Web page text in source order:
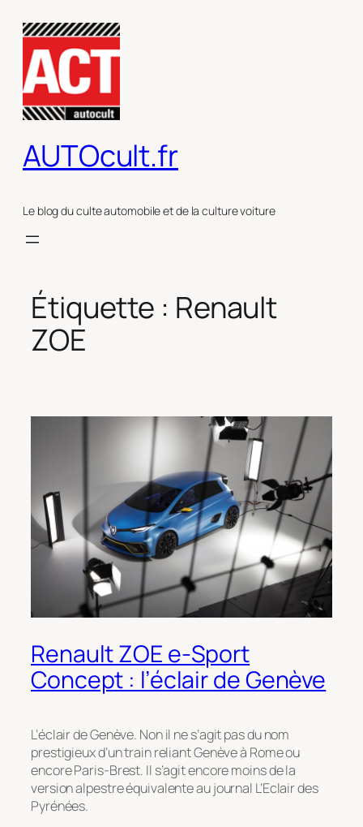
contenu
AUTOcult.fr
Le blog du culte automobile et de la culture voiture
Étiquette : Renault
ZOE
Renault ZOE e-Sport
Concept : l’éclair de Genève
L’éclair de Genève. Non il ne s’agit pas du nom
prestigieux d’un train reliant Genève à Rome ou
encore Paris-Brest. Il s’agit encore moins de la
version alpestre équivalente au journal L’Eclair des
Pyrénées.